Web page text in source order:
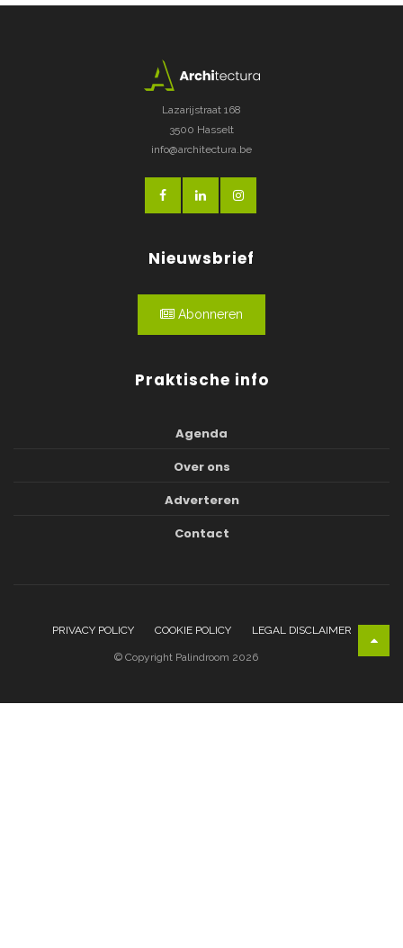
Lazarijstraat 168
3500 Hasselt
info@architectura.be
Nieuwsbrief
Abonneren
Praktische info
Agenda
Over ons
Adverteren
Contact
PRIVACY POLICY COOKIE POLICY LEGAL DISCLAIMER
© Copyright Palindroom 2026